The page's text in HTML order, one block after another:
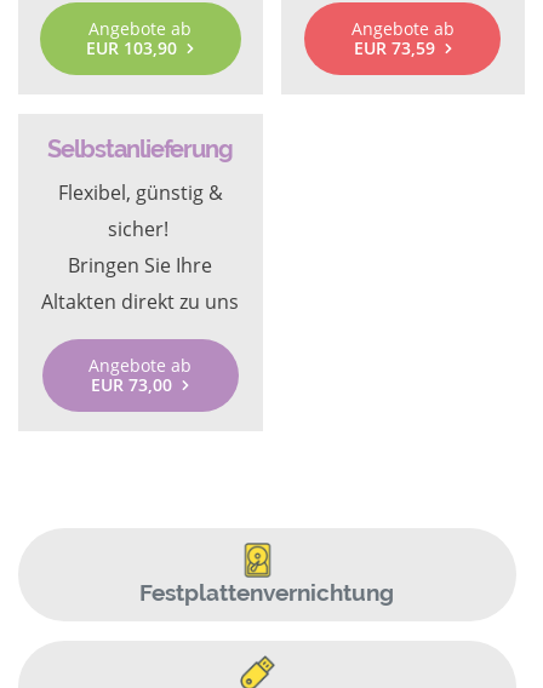
Angebote ab
EUR 103,90
Angebote ab
EUR 73,59
Selbstanlieferung
Flexibel, günstig &
sicher!
Bringen Sie Ihre
Altakten direkt zu uns
Angebote ab
EUR 73,00
Festplattenvernichtung